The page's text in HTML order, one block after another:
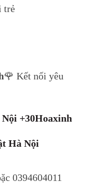
trẻ
Kết nối yêu
+30Hoaxinh
Hà Nội
0394604011